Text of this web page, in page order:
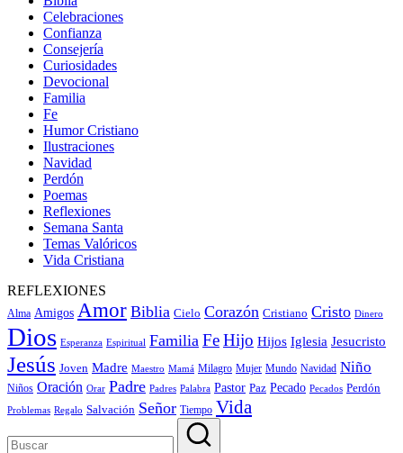
Celebraciones
Confianza
Consejería
Curiosidades
Devocional
Familia
Fe
Humor Cristiano
Ilustraciones
Navidad
Perdón
Poemas
Reflexiones
Semana Santa
Temas Valóricos
Vida Cristiana
REFLEXIONES
Alma Amigos Amor Biblia Cielo Corazón Cristiano Cristo Dinero
Dios Esperanza Espiritual Familia FeHijo Hijos Iglesia Jesucristo
Jesús Joven Madre Maestro Mamá Milagro Mujer Mundo Navidad Niño
Niños Oración Orar Padre Padres Palabra Pastor Paz Pecado Pecados Perdón
Problemas Regalo Salvación Señor Tiempo Vida